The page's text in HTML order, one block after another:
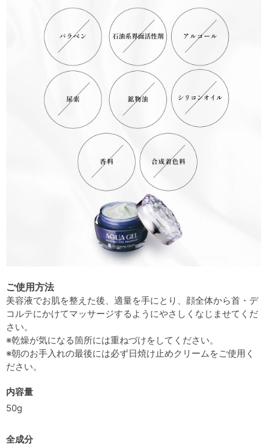
ご使用方法
美容液でお肌を整えた後、適量を手にとり、顔全体から首・デ
コルテにかけてマッサージするようにやさしくなじませてくだ
さい。
※乾燥が気になる箇所には重ねづけをしてください。
※朝のお手入れの最後には必ず日焼け止めクリームをご使用く
ださい。
内容量
50g
全成分